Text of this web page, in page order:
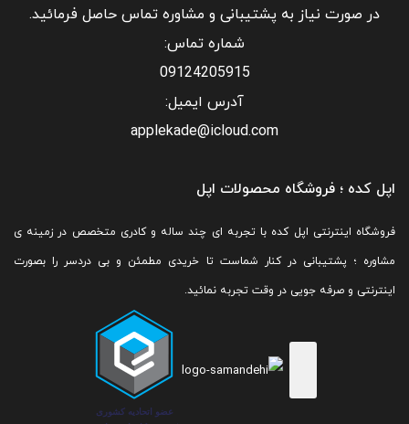
در صورت نیاز به پشتیبانی و مشاوره تماس حاصل فرمائید.
شماره تماس:
09124205915
آدرس ایمیل:
applekade@icloud.com
اپل کده ؛ فروشگاه محصولات اپل
فروشگاه اینترنتی اپل کده با تجربه ای چند ساله و کادری متخصص در زمینه ی
مشاوره ؛ پشتیبانی در کنار شماست تا خریدی مطمئن و بی دردسر را بصورت
اینترنتی و صرفه جویی در وقت تجربه نمائید.